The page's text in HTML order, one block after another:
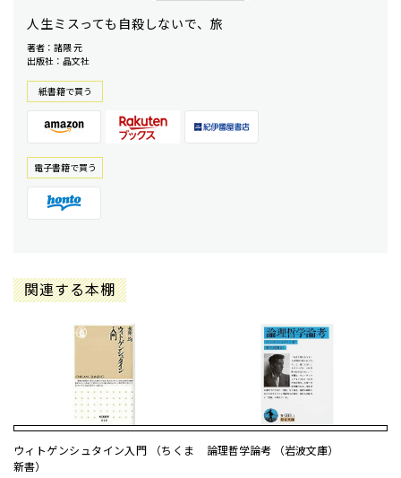
人生ミスっても自殺しないで、旅
著者：諸隈 元
出版社：晶文社
紙書籍で買う
電⼦書籍で買う
関連する本棚
ウィトゲンシュタイン入門 （ちくま
新書）
論理哲学論考 （岩波文庫）